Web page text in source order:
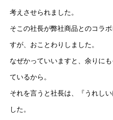
考えさせられました。
そこの社長が弊社商品とのコラ
すが、おことわりしました。
なぜかっていいますと、余りに
ているから。
それを言うと社長は、『うれし
した。